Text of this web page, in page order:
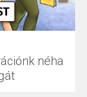
néha